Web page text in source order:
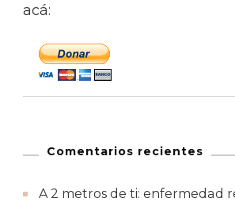
acá:
Comentarios recientes
A 2 metros de ti: enfermedad